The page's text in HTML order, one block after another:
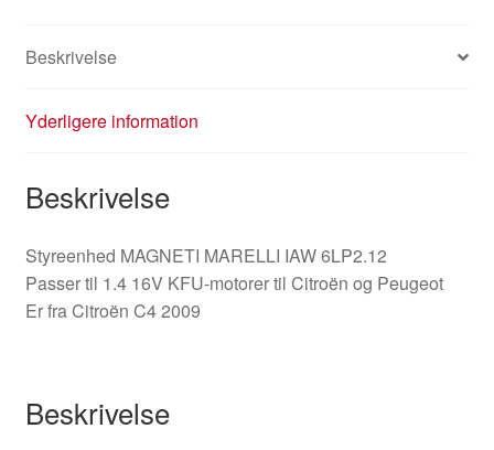
Beskrivelse
Yderligere information
Beskrivelse
Styreenhed MAGNETI MARELLI IAW 6LP2.12
Passer til 1.4 16V KFU-motorer til Citroën og Peugeot
Er fra Citroën C4 2009
Beskrivelse